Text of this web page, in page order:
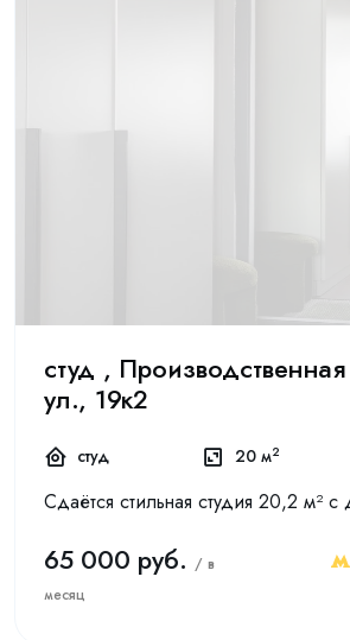
студ , Производственная
ул., 19к2
студ 20 м2
65 000 руб. / в
месяц